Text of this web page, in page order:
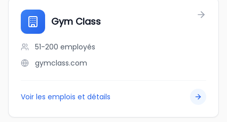
Gym Class
51-200 employés
gymclass.com
Voir les emplois et détails